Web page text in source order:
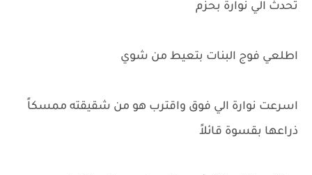
تحدث الي نوارة بحزم
اطلعي فوج البنات بتعيط من شوي
اسرعت نوارة الي فوق واقترب هو من شقيقته ممسكاً
ذراعها بقسوة قائلاً